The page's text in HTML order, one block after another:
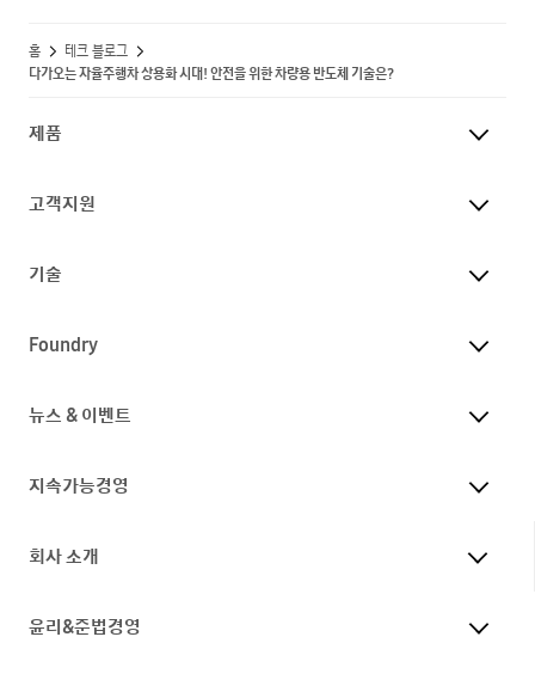
홈
테크 블로그
다가오는 자율주행차 상용화 시대! 안전을 위한 차량용 반도체 기술은?
제품
고객지원
기술
Foundry
뉴스 & 이벤트
지속가능경영
회사 소개
윤리&준법경영